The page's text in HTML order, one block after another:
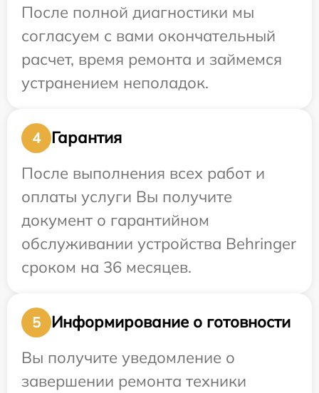
После полной диагностики мы
согласуем с вами окончательный
расчет, время ремонта и займемся
устранением неполадок.
4
Гарантия
После выполнения всех работ и
оплаты услуги Вы получите
документ о гарантийном
обслуживании устройства Behringer
сроком на 36 месяцев.
5
Информирование о готовности
Вы получите уведомление о
завершении ремонта техники